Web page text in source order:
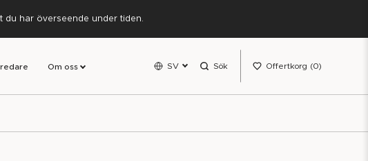
du har överseende under tiden.
Om oss SV Sök Offertkorg 0